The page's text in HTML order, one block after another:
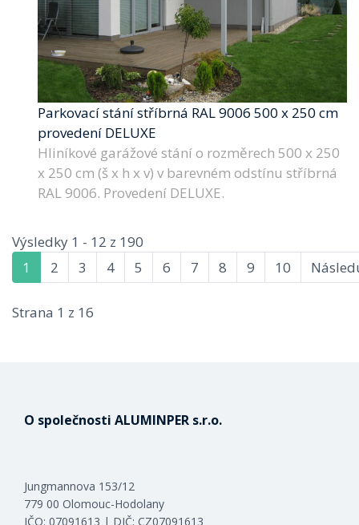
Parkovací stání stříbrná RAL 9006 500 x 250 cm
provedení DELUXE
Hliníkové garážové stání o rozměrech 500 x 250
x 250 cm (š x h x v) v barevném odstínu stříbrná
RAL 9006. Provedení DELUXE.
Výsledky 1 - 12 z 190
1
2 3 4 5 6 7 8 9 10
Strana 1 z 16
O společnosti ALUMINPER s.r.o.
Jungmannova 153/12
779 00 Olomouc-Hodolany
IČO: 07091613 | DIČ: CZ07091613